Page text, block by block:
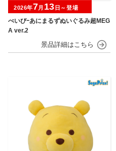
べいびｰあにまるずぬいぐるみ超MEG
A ver.2
2026年7月 13 日～登場